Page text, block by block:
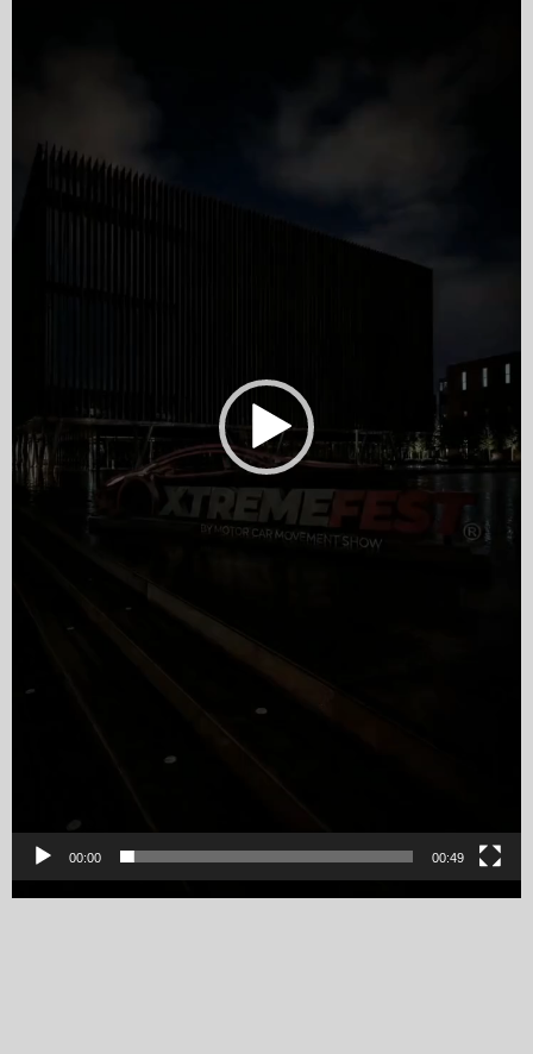
00:00 00:49